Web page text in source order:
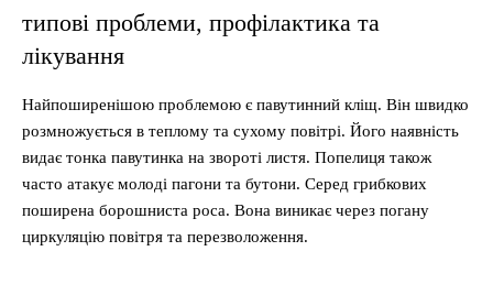
типові проблеми, профілактика та
лікування
Найпоширенішою проблемою є павутинний кліщ. Він швидко
розмножується в теплому та сухому повітрі. Його наявність
видає тонка павутинка на звороті листя. Попелиця також
часто атакує молоді пагони та бутони. Серед грибкових
поширена борошниста роса. Вона виникає через погану
циркуляцію повітря та перезволоження.